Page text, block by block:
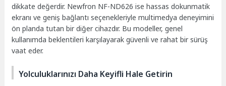
dikkate değerdir. Newfron NF-ND626 ise hassas dokunmatik
ekranı ve geniş bağlantı seçenekleriyle multimedya deneyimini
ön planda tutan bir diğer cihazdır. Bu modeller, genel
kullanımda beklentileri karşılayarak güvenli ve rahat bir sürüş
vaat eder.
Yolculuklarınızı Daha Keyifli Hale Getirin